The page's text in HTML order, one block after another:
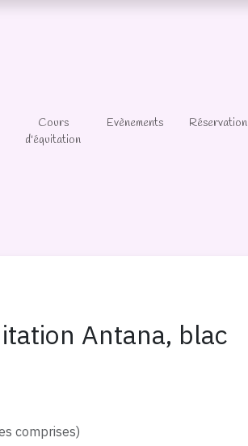
Cours
d'équitation
Evènements Réservation
Antana, blac
comprises)